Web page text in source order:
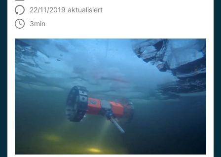
22/11/2019 aktualisiert
3min